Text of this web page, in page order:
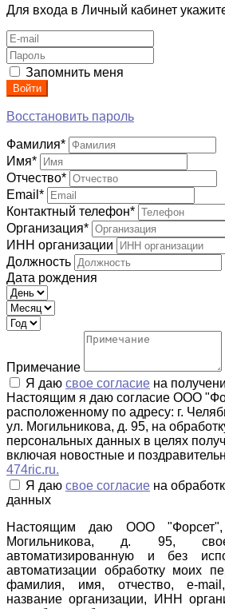
Для входа в Личный кабинет
Запомнить меня
Войти
Восстановить пароль
Фамилия*
Имя*
Отчество*
Email *
Контактный телефон*
Организация*
ИНН организации
Должность
Дата рождения
Примечание
Я даю свое согласие на
Настоящим я даю согласие ООО
расположенному по адресу: г.
ул. Могильникова, д. 95, на
персональных данных в целях
включая новостные и
474ric.ru.
Я даю свое согласие на
данных
Настоящим даю ООО "Форсет",
Могильникова, д. 95,
автоматизированную и без
автоматизации обработку моих
фамилия, имя, отчество, e-
название организации, ИНН